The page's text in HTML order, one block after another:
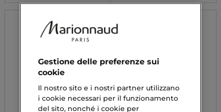
Gestione delle preferenze sui
cookie
Il nostro sito e i nostri partner utilizzano
i cookie necessari per il funzionamento
del sito, nonché i cookie per